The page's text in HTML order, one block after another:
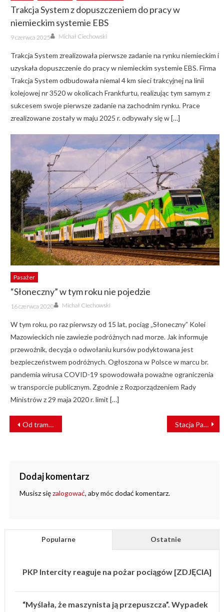
Trakcja System z dopuszczeniem do pracy w
niemieckim systemie EBS
Posted
on
9 czerwca 2025 Author
Michał Ciechowski
Trakcja System zrealizowała pierwsze zadanie na rynku niemieckim i
uzyskała dopuszczenie do pracy w niemieckim systemie EBS. Firma
Trakcja System odbudowała niemal 4 km sieci trakcyjnej na linii
kolejowej nr 3520 w okolicach Frankfurtu, realizując tym samym z
sukcesem swoje pierwsze zadanie na zachodnim rynku. Prace
zrealizowane zostały w maju 2025 r. odbywały się w […]
Pasażer
“Słoneczny” w tym roku nie pojedzie
Posted
on
16 czerwca 2020 Author
Michał Ciechowski
W tym roku, po raz pierwszy od 15 lat, pociąg „Słoneczny” Kolei
Mazowieckich nie zawiezie podróżnych nad morze. Jak informuje
przewoźnik, decyzja o odwołaniu kursów podyktowana jest
bezpieczeństwem podróżnych. Ogłoszona w Polsce w marcu br.
pandemia wirusa COVID-19 spowodowała poważne ograniczenia
w transporcie publicznym. Zgodnie z Rozporządzeniem Rady
Ministrów z 29 maja 2020 r. limit […]
NAWIGACJA
WPISU
Od tramwaju oderwał się pantograf [FILM] Stacja Pasłęk oddana do użytku
Dodaj komentarz
Musisz sięzalogować, aby móc dodać komentarz.
Popularne Ostatnie
PKP Intercity reaguje na pożar pociągów [ZDJĘCIA]
“Myślała, że maszynista ją przepuszcza”. Wypadek